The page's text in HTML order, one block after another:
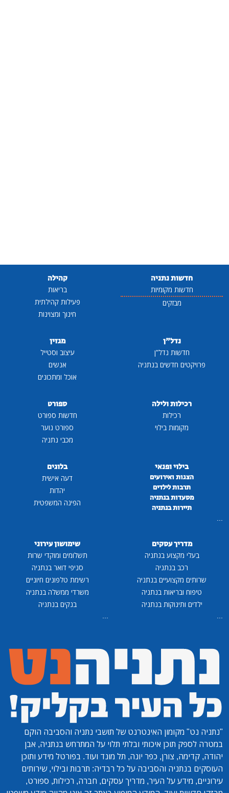
חדשות נתניה
חדשות מקומיות
מבזקים
קהילה
בריאות
פעילות קהילתית
חינוך ומצוינות
נדל"ן
חדשות נדל"ן
פרויקטים חדשים בנתניה
מגזין
עיצוב וסטייל
אנשים
אוכל ומתכונים
רכילות ולילה
רכילות
מקומות בילוי
ספורט
חדשות ספורט
ספורט נוער
מכבי נתניה
בילוי ופנאי
הצגות ואירועים
תרבות לילדים
מסעדות בנתניה
תיירות בנתניה
בלוגים
דעה אישית
יהדות
הפינה המשפטית
מדריך עסקים
בעלי מקצוע בנתניה
רכב בנתניה
שרותים מקצועיים בנתניה
טיפוח ובריאות בנתניה
ילדים ותינוקות בנתניה
שימושון עירוני
תשלומים ומוקדי שרות
סניפי דואר בנתניה
רשימת טלפונים חיוניים
משרדי ממשלה בנתניה
בנקים בנתניה
"נתניה נט" מקומון האינטרנט של תושבי נתניה והסביבה הוקם
במטרה לספק תוכן איכותי ובלתי תלוי על המתרחש בנתניה, אבן
יהודה, קדימה, צורן, כפר יונה, תל מונד ועוד. בפורטל מידע ותוכן
העוסקים בנתניה והסביבה על כל רבדיה: תרבות ובילוי, שירותים
עירוניים, מידע על העיר, מדריך עסקים, חברה, רכילות, ספורט,